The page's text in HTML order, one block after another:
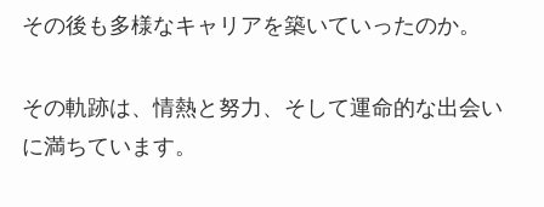
その後も多様なキャリアを築いていったのか。
その軌跡は、情熱と努力、そして運命的な出会い
に満ちています。